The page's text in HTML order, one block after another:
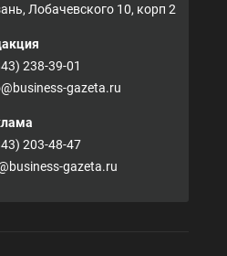
Лобачевского 10, корп 2
238-39-01
gazeta.ru
203-48-47
gazeta.ru